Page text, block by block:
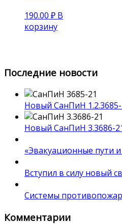
190.00 ₽ В
корзину
Последние новости
Новый СанПиН 1.2.3685-
Новый СанПиН 3.3686-
«Эвакуационные пути
Вступил в силу новый
Системы
Комментарии